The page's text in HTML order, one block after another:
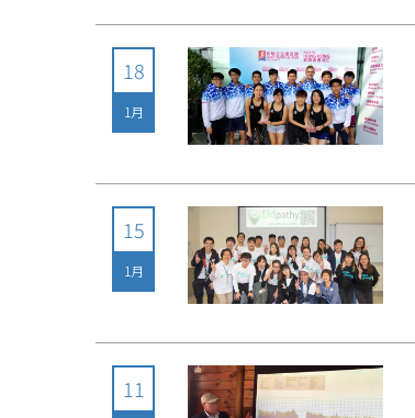
18
1月
15
1月
11